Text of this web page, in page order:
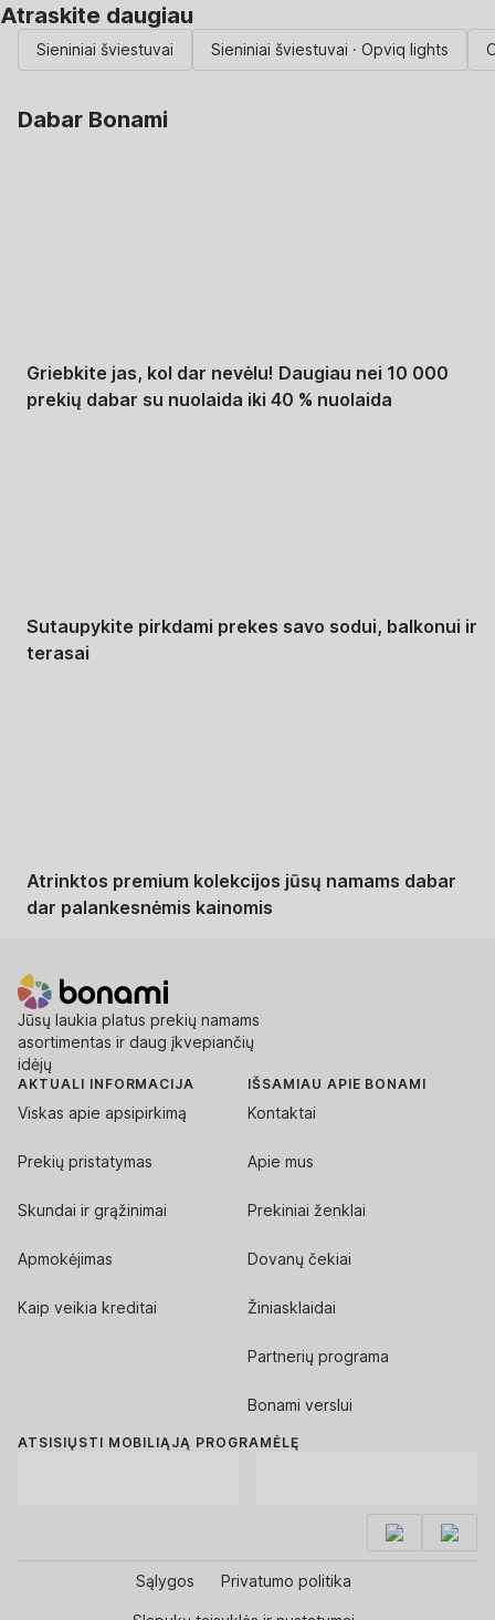
Atraskite daugiau
Sieniniai šviestuvai Sieniniai šviestuvai · Opviq lights
Dabar Bonami
Griebkite jas, kol dar nevėlu! Daugiau nei 10 000
prekių dabar su nuolaida iki 40 % nuolaida
Sutaupykite pirkdami prekes savo sodui, balkonui ir
terasai
Atrinktos premium kolekcijos jūsų namams dabar
dar palankesnėmis kainomis
Jūsų laukia platus prekių namams
asortimentas ir daug įkvepiančių
idėjų
AKTUALI INFORMACIJA
Viskas apie apsipirkimą
Prekių pristatymas
Skundai ir grąžinimai
Apmokėjimas
Kaip veikia kreditai
IŠSAMIAU APIE BONAMI
Kontaktai
Apie mus
Prekiniai ženklai
Dovanų čekiai
Žiniasklaidai
Partnerių programa
Bonami verslui
ATSISIŲSTI MOBILIĄJĄ PROGRAMĖLĘ
Sąlygos Privatumo politika